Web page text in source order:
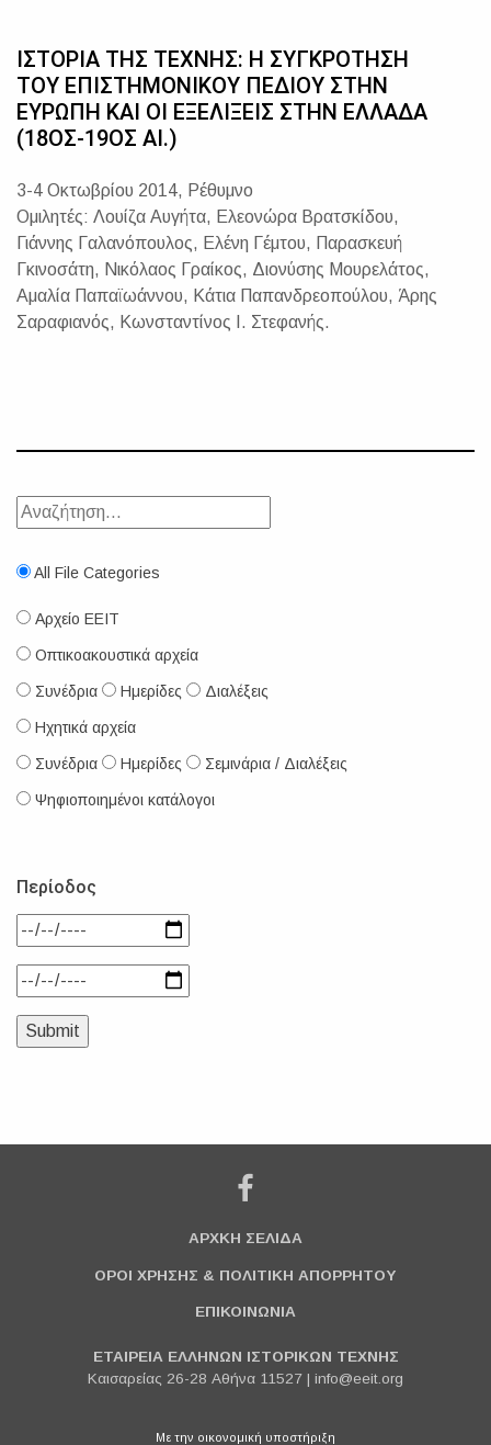
ΙΣΤΟΡΙΑ ΤΗΣ ΤΕΧΝΗΣ: Η ΣΥΓΚΡΟΤΗΣΗ
ΤΟΥ ΕΠΙΣΤΗΜΟΝΙΚΟΥ ΠΕΔΙΟΥ ΣΤΗΝ
ΕΥΡΩΠΗ ΚΑΙ ΟΙ ΕΞΕΛΙΞΕΙΣ ΣΤΗΝ ΕΛΛΑΔΑ
(18ΟΣ-19ΟΣ ΑΙ.)
3-4 Οκτωβρίου 2014, Ρέθυμνο
Ομιλητές: Λουίζα Αυγήτα, Ελεονώρα Βρατσκίδου,
Γιάννης Γαλανόπουλος, Ελένη Γέμτου, Παρασκευή
Γκινοσάτη, Νικόλαος Γραίκος, Διονύσης Μουρελάτος,
Αμαλία Παπαϊωάννου, Κάτια Παπανδρεοπούλου, Άρης
Σαραφιανός, Κωνσταντίνος Ι. Στεφανής.
All File Categories
Αρχείο ΕΕΙΤ
Οπτικοακουστικά αρχεία
Συνέδρια Ημερίδες Διαλέξεις
Ηχητικά αρχεία
Συνέδρια Ημερίδες Σεμινάρια / Διαλέξεις
Ψηφιοποιημένοι κατάλογοι
Περίοδος
ΑΡΧΚΗ ΣΕΛΙΔΑ
ΟΡΟΙ ΧΡΗΣΗΣ & ΠΟΛΙΤΙΚΗ ΑΠΟΡΡΗΤΟΥ
ΕΠΙΚΟΙΝΩΝΙΑ
ΕΤΑΙΡΕΙΑ ΕΛΛΗΝΩΝ ΙΣΤΟΡΙΚΩΝ ΤΕΧΝΗΣ
Καισαρείας 26-28 Αθήνα 11527 | info@eeit.org
Με την οικονομική υποστήριξη